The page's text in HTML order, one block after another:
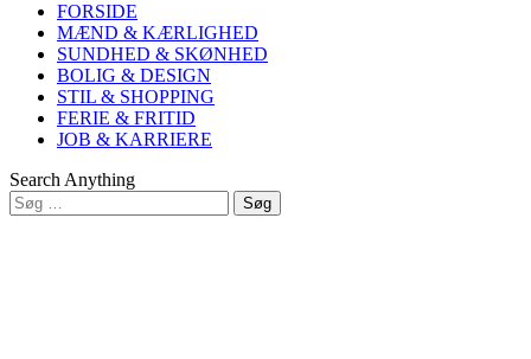
FORSIDE
MÆND & KÆRLIGHED
SUNDHED & SKØNHED
BOLIG & DESIGN
STIL & SHOPPING
FERIE & FRITID
JOB & KARRIERE
Search Anything
Søg
efter: